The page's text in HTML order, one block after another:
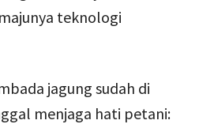
teknologi
jagung sudah di
menjaga hati petani: